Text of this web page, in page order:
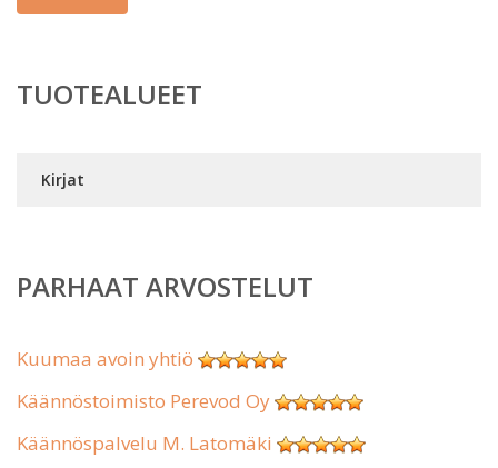
TUOTEALUEET
Kirjat
PARHAAT ARVOSTELUT
Kuumaa avoin yhtiö
Käännöstoimisto Perevod Oy
Käännöspalvelu M. Latomäki